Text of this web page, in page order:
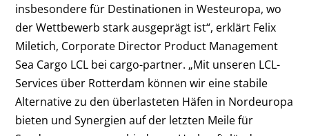
insbesondere für Destinationen in Westeuropa, wo
der Wettbewerb stark ausgeprägt ist“, erklärt Felix
Miletich, Corporate Director Product Management
Sea Cargo LCL bei cargo-partner. „Mit unseren LCL-
Services über Rotterdam können wir eine stabile
Alternative zu den überlasteten Häfen in Nordeuropa
bieten und Synergien auf der letzten Meile für